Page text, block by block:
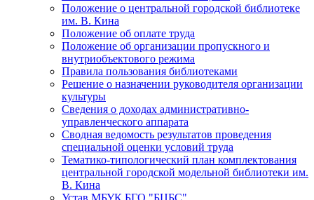
Положение о центральной городской библиотеке
им. В. Кина
Положение об оплате труда
Положение об организации пропускного и
внутриобъектового режима
Правила пользования библиотеками
Решение о назначении руководителя организации
культуры
Сведения о доходах административно-
управленческого аппарата
Сводная ведомость результатов проведения
специальной оценки условий труда
Тематико-типологический план комплектования
центральной городской модельной библиотеки им.
В. Кина
Устав МБУК БГО "БЦБС"